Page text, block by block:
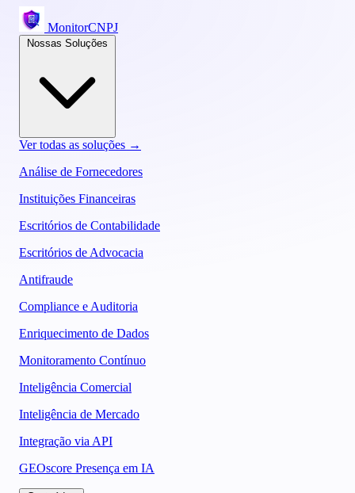
MonitorCNPJ
Ver todas as soluções →
Análise de Fornecedores
Instituições Financeiras
Escritórios de Contabilidade
Escritórios de Advocacia
Antifraude
Compliance e Auditoria
Enriquecimento de Dados
Monitoramento Contínuo
Inteligência Comercial
Inteligência de Mercado
Integração via API
GEOscore Presença em IA